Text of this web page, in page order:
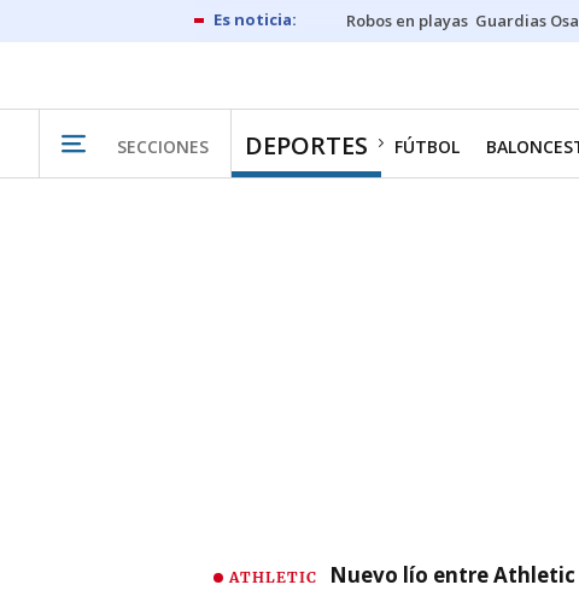
Robos en playas Guardias
SECCIONES DEPORTES FÚTBOL
ATHLETIC Nuevo lío entre Athletic